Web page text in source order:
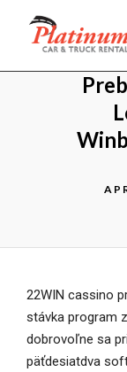
22WIN cassino
stávka program
dobrovoľne sa
päťdesiatdva